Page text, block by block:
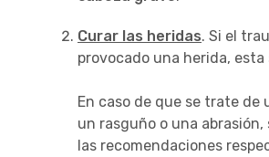
Curar las heridas. Si el
provocado una herida, esta
En caso de que se trate de
un rasguño o una abrasión,
las recomendaciones